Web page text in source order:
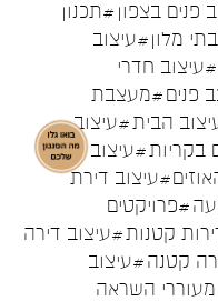
פנים בצפון #תכנון
מלון#עיצוב
#עיצוב חדרי
פנים#מעצבת
הבית#עיצוב
בקריות#עיצוב פנים
#עיצוב דירת
#פרויקטים
קטנות#עיצוב דירה
קטנה#עיצוב
מעוררי השראה